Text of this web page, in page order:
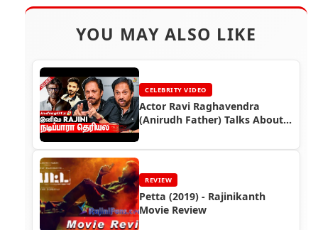
YOU MAY ALSO LIKE
CELEBRITY VIDEO
Actor Ravi Raghavendra
(Anirudh Father) Talks About
REVIEW
Petta (2019) - Rajinikanth
Movie Review